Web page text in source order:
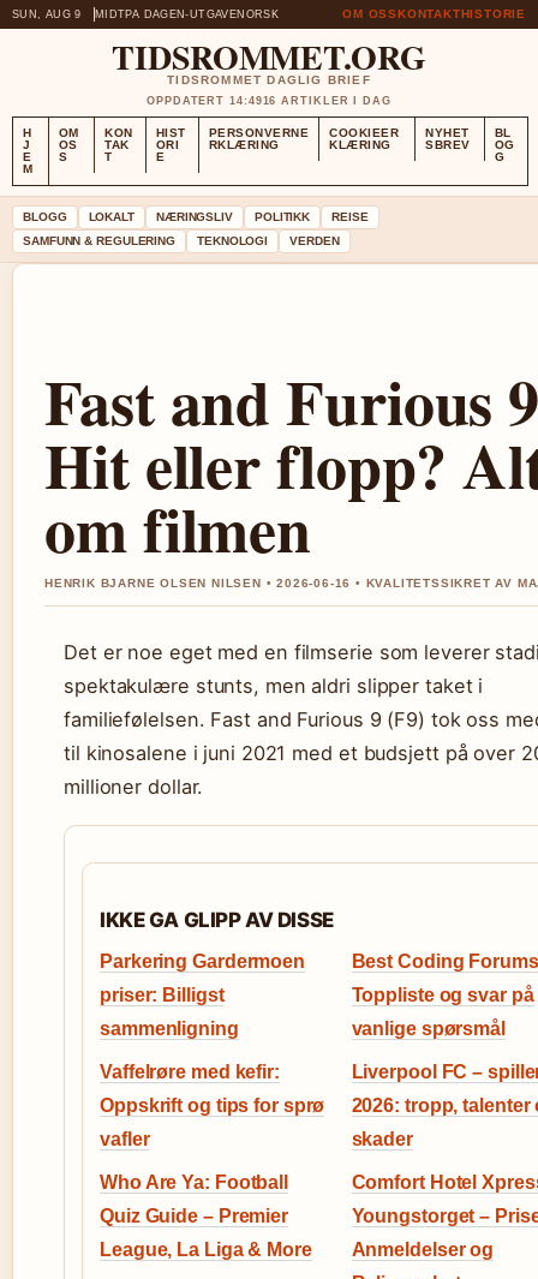
SUN, AUG 9 MIDTPA DAGEN-UTGAVENORSK OM OSSKONTAKTHISTORIE
TIDSROMMET.ORG
TIDSROMMET DAGLIG BRIEF
OPPDATERT 14:4916 ARTIKLER I DAG
H
J
E
M
OM
OS
S
KON
TAK
T
HIST
ORI
E
PERSONVERNE
RKLÆRING
COOKIEER
KLÆRING
NYHET
SBREV
BL
OG
G
BLOGG LOKALT NÆRINGSLIV POLITIKK
REISE
SAMFUNN & REGULERING
TEKNOLOGI VERDEN
Fast and Furious
Hit eller flopp?
om filmen
HENRIK BJARNE OLSEN NILSEN • 2026-06-16 • KVALITETSSIKRET AV
Det er noe eget med en filmserie som leverer
spektakulære stunts, men aldri slipper taket i
familiefølelsen. Fast and Furious 9 (F9) tok oss
til kinosalene i juni 2021 med et budsjett på over
millioner dollar.
IKKE GA GLIPP AV DISSE
Parkering Gardermoen
priser: Billigst
sammenligning
Best Coding
Toppliste og svar på
vanlige spørsmål
Vaffelrøre med kefir:
Oppskrift og tips for sprø
vafler
Liverpool FC –
2026: tropp, talenter
skader
Who Are Ya: Football
Quiz Guide – Premier
League, La Liga & More
Comfort Hotel
Youngstorget –
Anmeldelser og